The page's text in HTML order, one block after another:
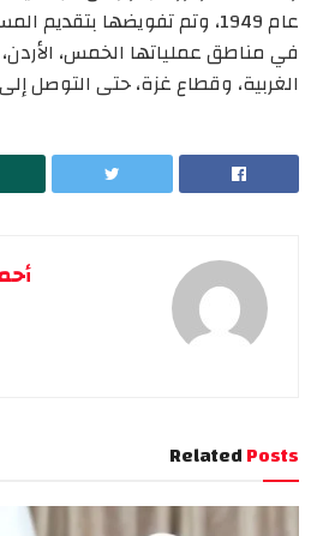
عام 1949، وتم تفويضها
في مناطق عملياتها الخمس،
الغربية، وقطاع غزة، حتى التوصل
RelatedPosts